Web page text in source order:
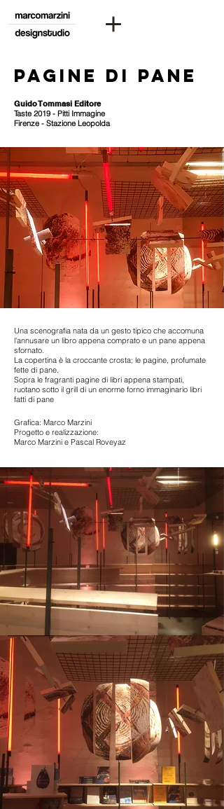
pagine di pane
Guido Tommasi Editore
Taste 2019 - Pitti Immagine
Firenze - Stazione Leopolda
Una scenografia nata da un gesto tipico che accomuna
l'annusare un libro appena comprato e un pane appena
sfornato.
La copertina è la croccante crosta; le pagine, profumate
fette di pane.
Sopra le fragranti pagine di libri appena stampati,
ruotano sotto il grill di un enorme forno immaginario libri
fatti di pane
Grafica: Marco Marzini
Progetto e realizzazione:
Marco Marzini e Pascal Roveyaz